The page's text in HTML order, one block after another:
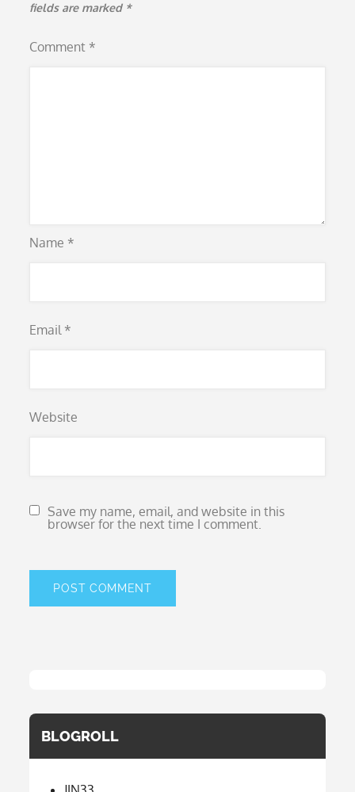
fields are marked *
Comment *
Name *
Email *
Website
Save my name, email, and website in this
browser for the next time I comment.
BLOGROLL